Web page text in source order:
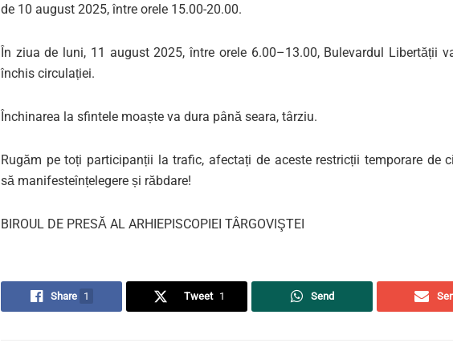
de 10 august 2025, între orele 15.00-20.00.
În ziua de luni, 11 august 2025, între orele 6.00–13.00, Bulevardul Libertății
închis circulației.
Închinarea la sfintele moaște va dura până seara, târziu.
Rugăm pe toți participanții la trafic, afectați de aceste restricții temporare de
să manifesteînțelegere și răbdare!
BIROUL DE PRESĂ AL ARHIEPISCOPIEI TÂRGOVIŞTEI
Share 1 Tweet 1 Send